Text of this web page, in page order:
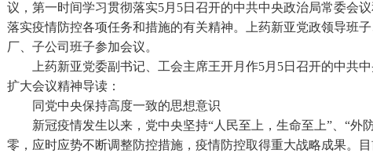
议，第一时间学习贯彻落实5月5日召开的中共中央政治局常委会
落实疫情防控各项任务和措施的有关精神。上药新亚党政领导班
厂、子公司班子参加会议。
上药新亚党委副书记、工会主席王开月作5月5日召开的中共
扩大会议精神导读：
同党中央保持高度一致的思想意识
新冠疫情发生以来，党中央坚持“人民至上，生命至上”、“外
零，应时应势不断调整防控措施，疫情防控取得重大战略成果。